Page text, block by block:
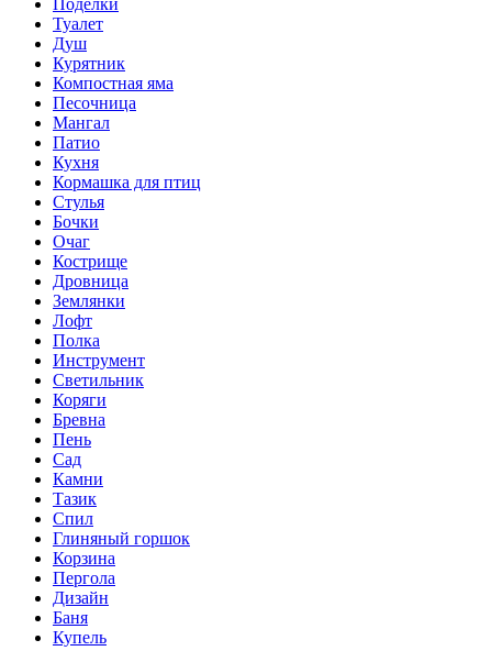
Туалет
Душ
Курятник
Компостная яма
Песочница
Мангал
Патио
Кухня
Кормашка для птиц
Стулья
Бочки
Очаг
Кострище
Дровница
Землянки
Лофт
Полка
Инструмент
Светильник
Коряги
Бревна
Пень
Сад
Камни
Тазик
Спил
Глиняный горшок
Корзина
Пергола
Дизайн
Баня
Купель